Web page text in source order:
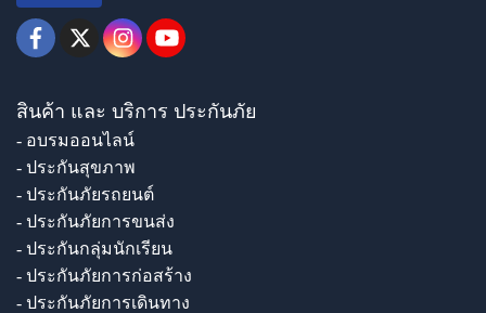
สินค้า และ บริการ ประกันภัย
- อบรมออนไลน์
- ประกันสุขภาพ
- ประกันภัยรถยนต์
- ประกันภัยการขนส่ง
- ประกันกลุ่มนักเรียน
- ประกันภัยการก่อสร้าง
- ประกันภัยการเดินทาง